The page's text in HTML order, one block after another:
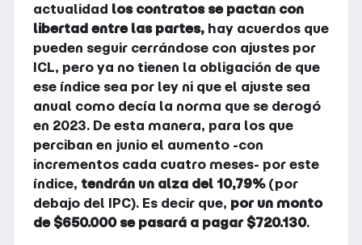
actualidad los contratos se pactan con
libertad entre las partes, hay acuerdos que
pueden seguir cerrándose con ajustes por
ICL, pero ya no tienen la obligación de que
ese índice sea por ley ni que el ajuste sea
anual como decía la norma que se derogó
en 2023. De esta manera, para los que
perciban en junio el aumento -con
incrementos cada cuatro meses- por este
índice, tendrán un alza del 10,79%(por
debajo del IPC). Es decir que, por un monto
de $650.000 se pasará a pagar $720.130.